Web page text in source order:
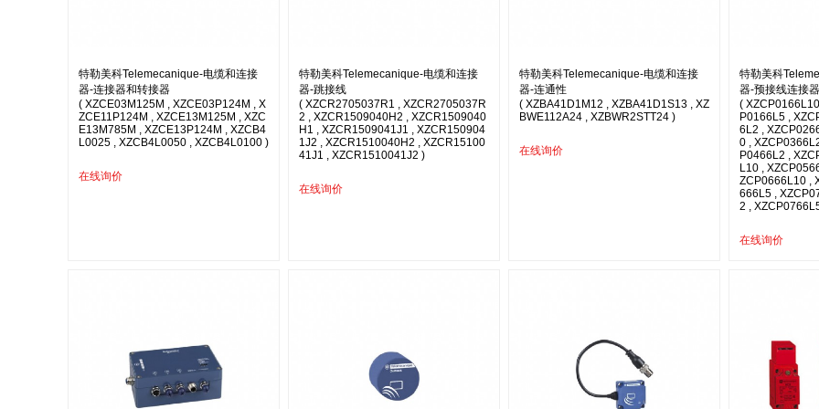
特勒美科Telemecanique-电缆和连接
器-连接器和转接器
( XZCE03M125M , XZCE03P124M , X
ZCE11P124M , XZCE13M125M , XZC
E13M785M , XZCE13P124M , XZCB4
L0025 , XZCB4L0050 , XZCB4L0100 )
在线询价
特勒美科Telemecanique-电缆和连接
器-跳接线
( XZCR2705037R1 , XZCR2705037R
2 , XZCR1509040H2 , XZCR1509040
H1 , XZCR1509041J1 , XZCR150904
1J2 , XZCR1510040H2 , XZCR15100
41J1 , XZCR1510041J2 )
在线询价
特勒美科Telemecanique-电缆和连接
器-连通性
( XZBA41D1M12 , XZBA41D1S13 , XZ
BWE112A24 , XZBWR2STT24 )
在线询价
特勒美科
器-预接线连接器
(
P0166L5 ,
6L2 ,
0 ,
P0466L2 ,
L10 ,
ZCP0666L10 ,
666L5 ,
2 ,
在线询价